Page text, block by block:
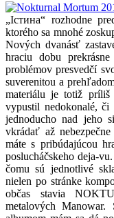
„Істина“ rozhodne
ktorého sa mnohé
Nových dvanásť
hraciu dobu
problémov presvedčí
suverenitou a
materiálu je totiž príliš
vypustil nedokonalé,
jednoducho nad jeho
vkrádať až
máte s pribúdajúcou
poslucháčskeho deja-
čomu sú jednotlivé
nielen po stránke
občas stavia
metalových